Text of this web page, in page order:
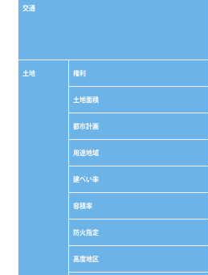
交通
土地 権利
土地面積
都市計画
用途地域
建ぺい率
容積率
防火指定
高度地区